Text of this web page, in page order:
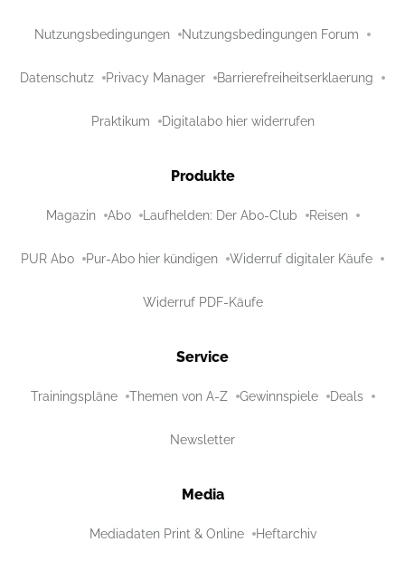
Nutzungsbedingungen Nutzungsbedingungen Forum
Datenschutz Privacy Manager Barrierefreiheitserklaerung
Praktikum Digitalabo hier widerrufen
Produkte
Magazin Abo Laufhelden: Der Abo-Club Reisen
PUR Abo Pur-Abo hier kündigen Widerruf digitaler Käufe
Widerruf PDF-Käufe
Service
Trainingspläne Themen von A-Z Gewinnspiele Deals
Newsletter
Media
Mediadaten Print & Online Heftarchiv